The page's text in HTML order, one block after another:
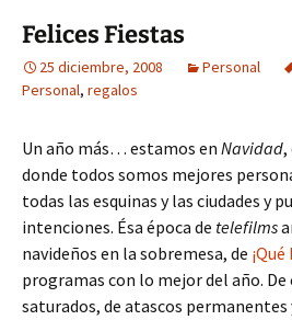
Felices Fiestas
25 diciembre, 2008 Personal
Personal, regalos
Un año más… estamos en Navidad,
donde todos somos mejores
todas las esquinas y las ciudades y
intenciones. Ésa época de telefilms
navideños en la sobremesa, de
programas con lo mejor del año.
saturados, de atascos